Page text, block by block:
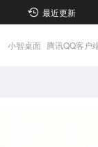
最近更新
小智桌面 腾讯QQ客户